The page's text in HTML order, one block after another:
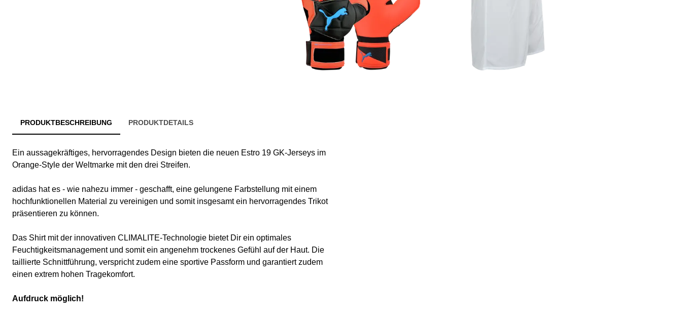
PRODUKTBESCHREIBUNG PRODUKTDETAILS
Ein aussagekräftiges, hervorragendes Design bieten die neuen Estro 19 GK-Jerseys im
Orange-Style der Weltmarke mit den drei Streifen.
adidas hat es - wie nahezu immer - geschafft, eine gelungene Farbstellung mit einem
hochfunktionellen Material zu vereinigen und somit insgesamt ein hervorragendes Trikot
präsentieren zu können.
Das Shirt mit der innovativen CLIMALITE-Technologie bietet Dir ein optimales
Feuchtigkeitsmanagement und somit ein angenehm trockenes Gefühl auf der Haut. Die
taillierte Schnittführung, verspricht zudem eine sportive Passform und garantiert zudem
einen extrem hohen Tragekomfort.
Aufdruck möglich!